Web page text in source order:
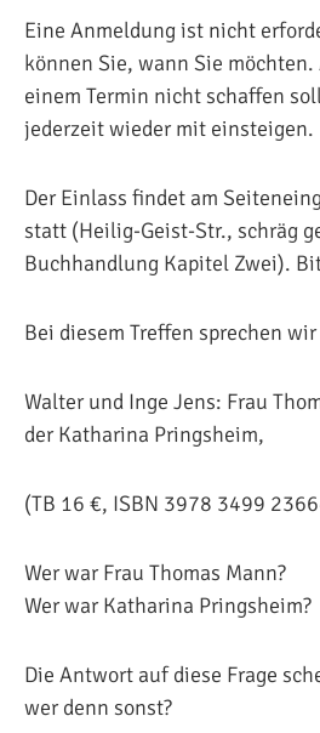
Eine Anmeldung ist nicht
können Sie, wann Sie
einem Termin nicht schaffen
jederzeit wieder mit einsteigen.
Der Einlass findet am
statt (Heilig-Geist-Str., schräg
Buchhandlung Kapitel Zwei).
Bei diesem Treffen sprechen
Walter und Inge Jens: Frau
der Katharina Pringsheim,
(TB 16 €, ISBN 3978 3499
Wer war Frau Thomas Mann?
Wer war Katharina Pringsheim?
Die Antwort auf diese Frage
wer denn sonst?